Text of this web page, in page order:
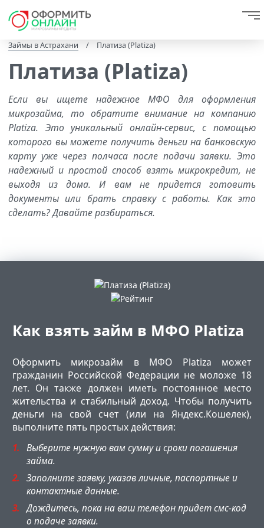
Займы в Астрахани / Платиза (Platiza)
Платиза (Platiza)
Если вы ищете надежное МФО для оформления
микрозайма, то обратите внимание на компанию
Platiza. Это уникальный онлайн-сервис, с помощью
которого вы можете получить деньги на банковскую
карту уже через полчаса после подачи заявки. Это
надежный и простой способ взять микрокредит, не
выходя из дома. И вам не придется готовить
документы или брать справку с работы. Как это
сделать? Давайте разбираться.
Как взять займ в МФО Platiza
Оформить микрозайм в МФО Platiza может
гражданин Российской Федерации не моложе 18
лет. Он также должен иметь постоянное место
жительства и стабильный доход. Чтобы получить
деньги на свой счет (или на Яндекс.Кошелек),
выполните пять простых действия:
Выберите нужную вам сумму и сроки погашения
займа.
Заполните заявку, указав личные, паспортные и
контактные данные.
Дождитесь, пока на ваш телефон придет смс-код
о подаче заявки.